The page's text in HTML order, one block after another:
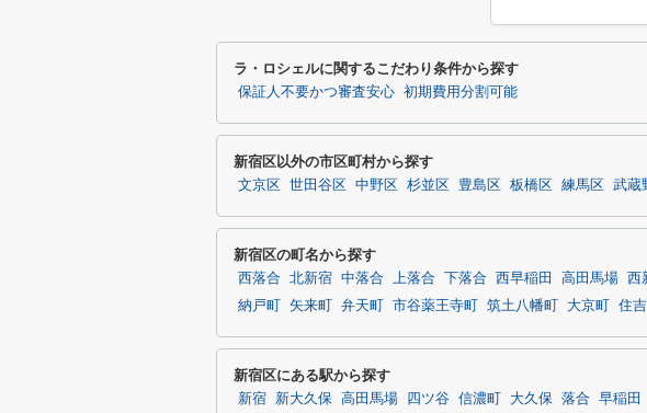
ラ・ロシェルに関するこだわり条件から探す
保証人不要かつ審査安心 初期費用分割可能
新宿区以外の市区町村から探す
文京区 世田谷区 中野区 杉並区 豊島区 板橋区 練馬区 武蔵
新宿区の町名から探す
西落合 北新宿 中落合 上落合 下落合 西早稲田 高田馬場 西
納戸町
矢来町 弁天町 市谷薬王寺町 筑土八幡町 大京町 住吉
新宿区にある駅から探す
新宿 新大久保 高田馬場 四ツ谷 信濃町 大久保 落合 早稲田